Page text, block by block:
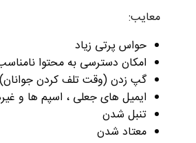
معایب:
حواس پرتی زیاد
امکان دسترسی به محتوا نامناسب
گپ زدن (وقت تلف کردن جوانان)
ایمیل های جعلی ، اسپم ها و غیره
تنبل شدن
معتاد شدن